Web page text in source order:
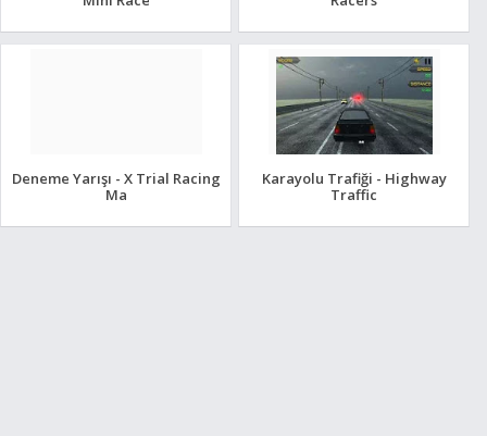
Deneme Yarışı - X Trial Racing
Ma
Karayolu Trafiği - Highway
Traffic